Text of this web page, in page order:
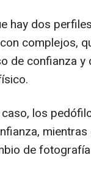
hay dos
complejos,
de confianza
los
de